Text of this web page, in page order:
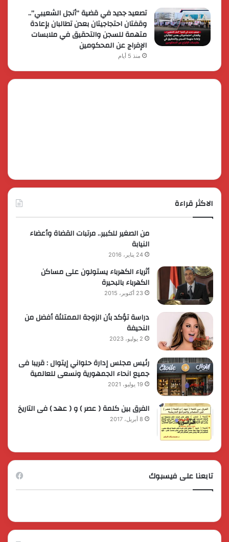
تصعيد جديد في قضية “أنجل الشعيبي”..
وقفتان احتجاجيتان بعدن تطالبان بإعادة
متهمة للسجن والتحقيق في ملابسات
الإفراج عن المحكومين
منذ 5 أيام
الاكثر قراءة
من الصغير للكبير.. مرتبات القضاة وأعضاء
النيابة
24 يناير، 2016
أثرياء الكهرباء يستولون على مساكن
الكهرباء بالبحيرة
23 أكتوبر، 2015
دراسة تؤكد بأن الزوجة الممتلئة أفضل من
النحيفة
2 يوليو، 2023
رئيس مجلس إدارة حلواني إيتوال : قريبا فى
جميع انحاء الجمهورية ونسعى للعالمية
19 يوليو، 2021
الفرق بين كلمة ( عصر ) و ( عهد ) فى التاريخ
8 أبريل، 2017
تابعنا على فيسبوك